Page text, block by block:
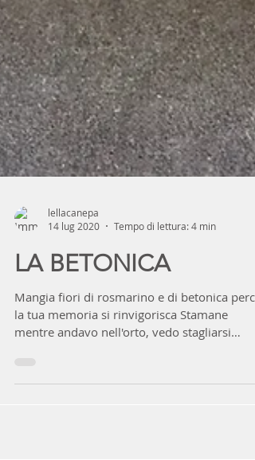
14 lug 2020
Tempo di lettura: 4 min
LA BETONICA
Mangia fiori di rosmarino e di betonica
la tua memoria si rinvigorisca Stamane